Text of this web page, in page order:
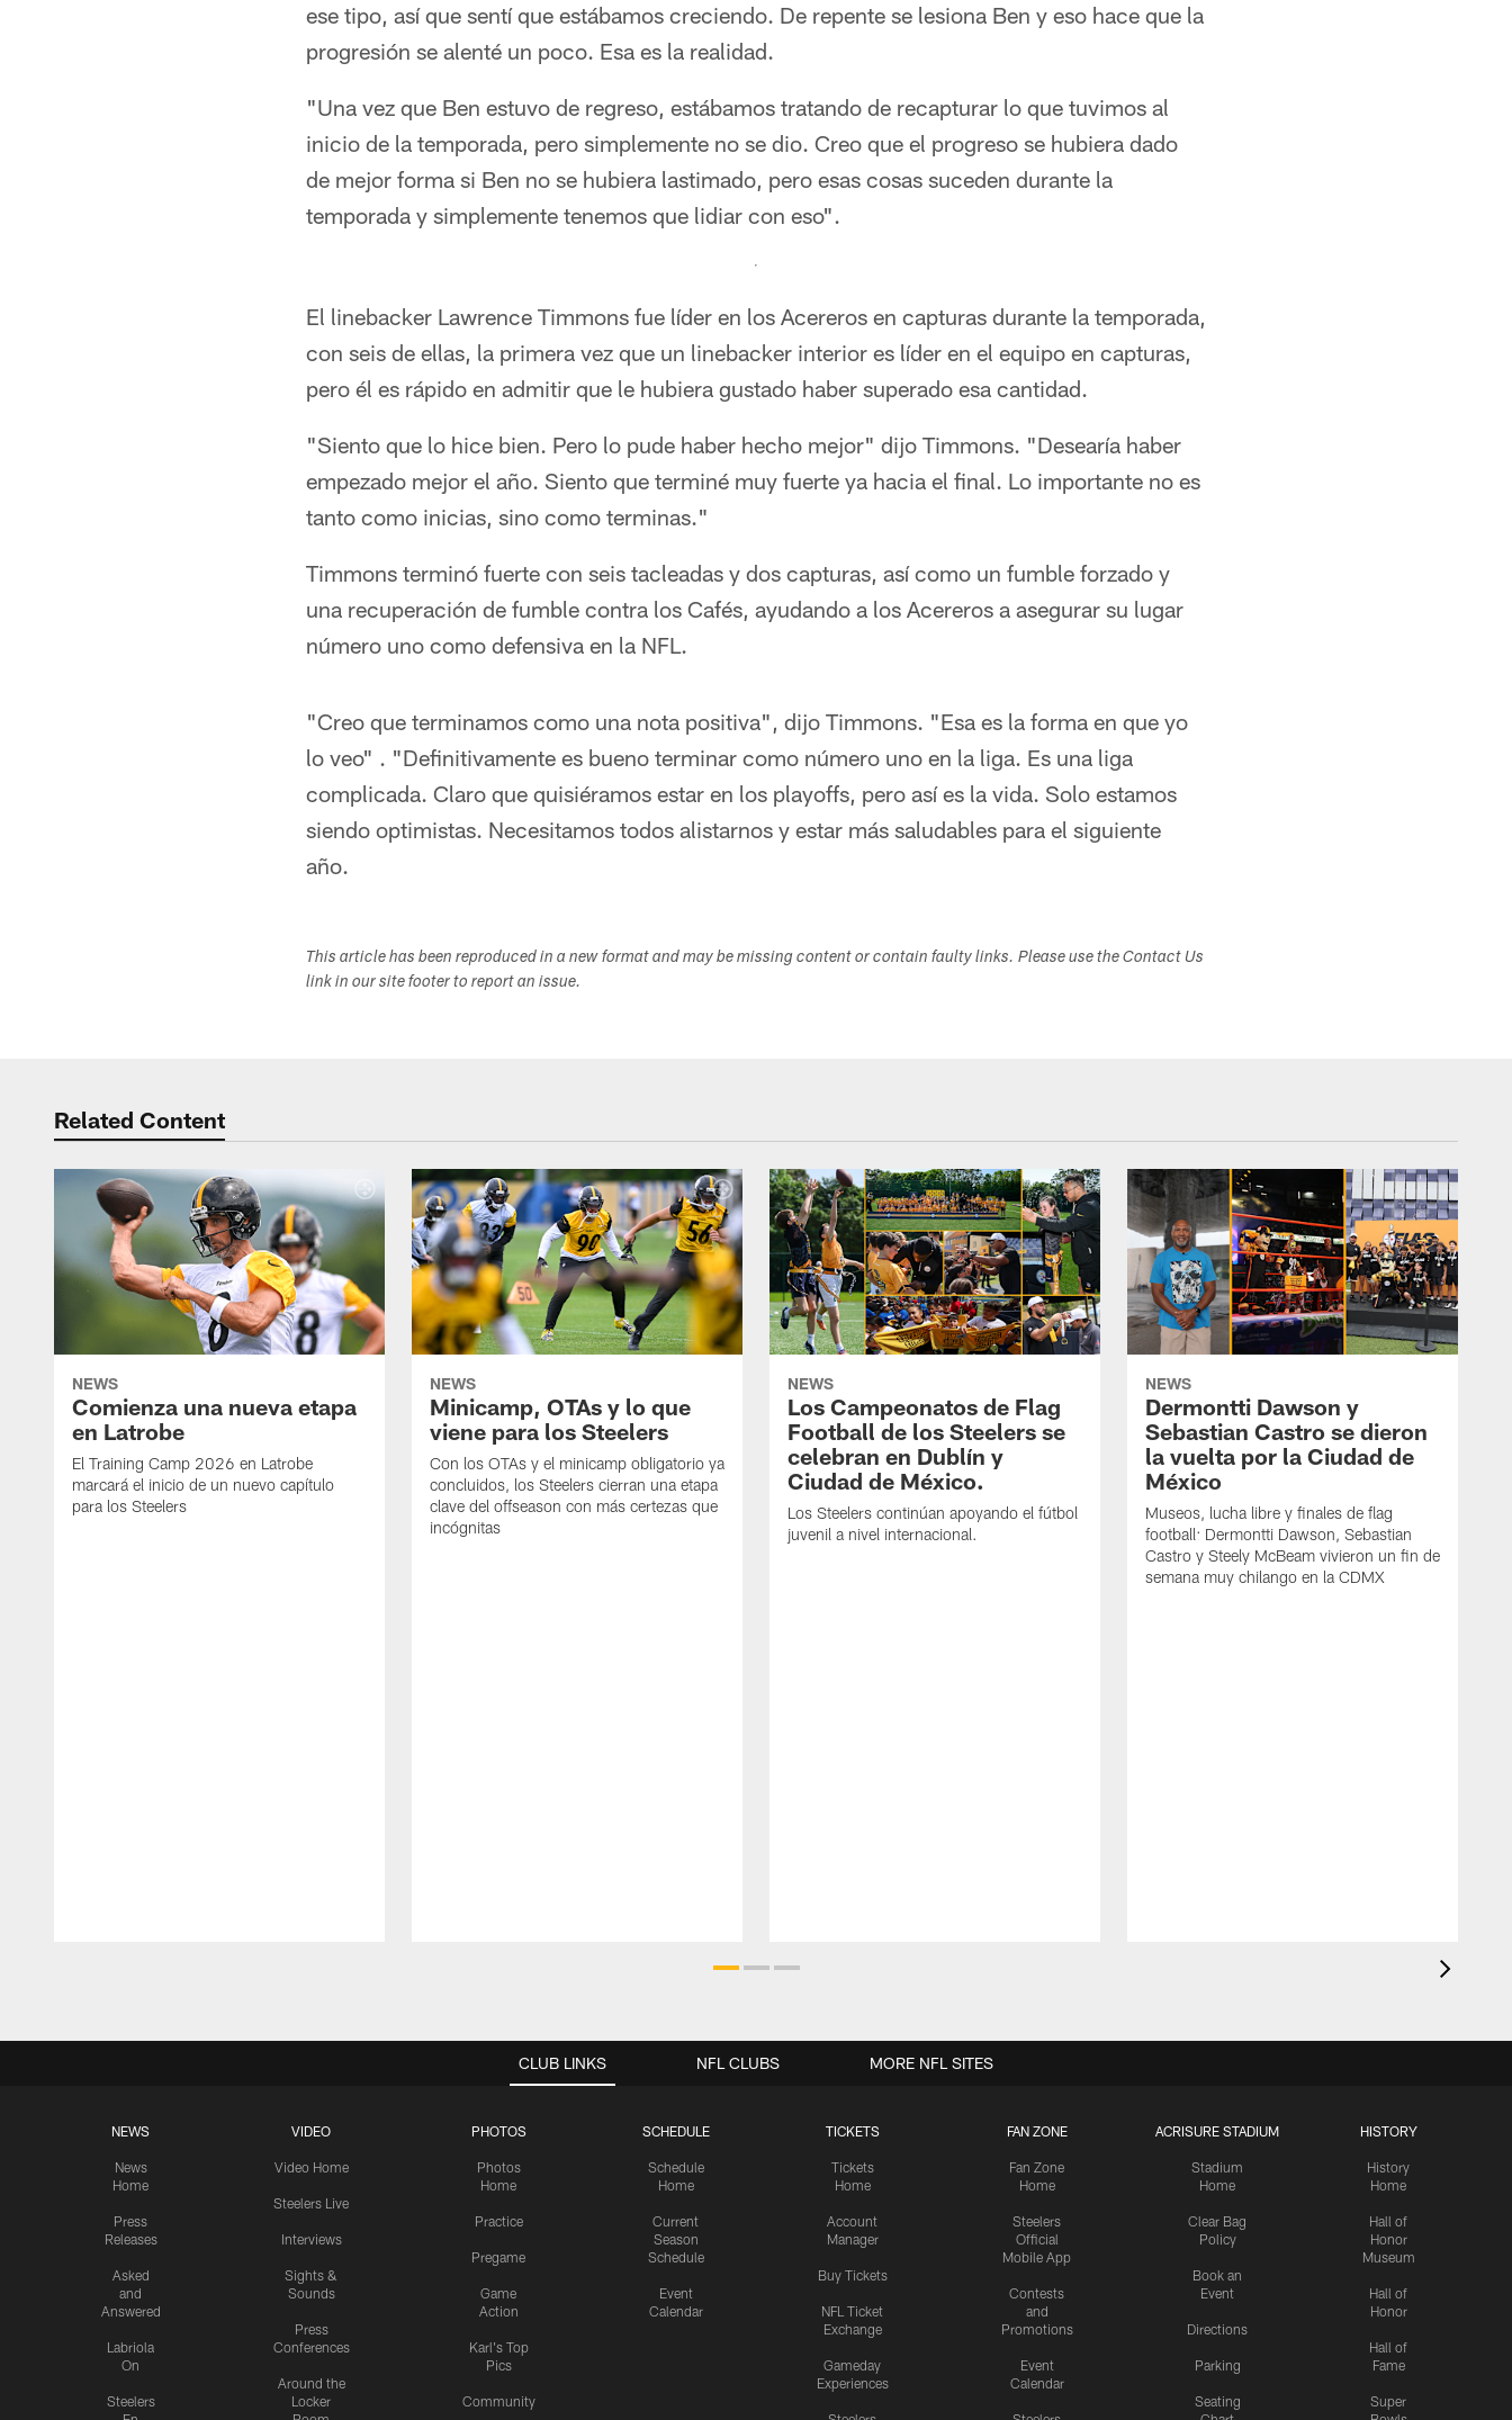
ese tipo, así que sentí que estábamos creciendo. De repente se lesiona Ben y eso hace que la
progresión se alenté un poco. Esa es la realidad.
"Una vez que Ben estuvo de regreso, estábamos tratando de recapturar lo que tuvimos al
inicio de la temporada, pero simplemente no se dio. Creo que el progreso se hubiera dado
de mejor forma si Ben no se hubiera lastimado, pero esas cosas suceden durante la
temporada y simplemente tenemos que lidiar con eso".
El linebacker Lawrence Timmons fue líder en los Acereros en capturas durante la temporada,
con seis de ellas, la primera vez que un linebacker interior es líder en el equipo en capturas,
pero él es rápido en admitir que le hubiera gustado haber superado esa cantidad.
"Siento que lo hice bien. Pero lo pude haber hecho mejor" dijo Timmons. "Desearía haber
empezado mejor el año. Siento que terminé muy fuerte ya hacia el final. Lo importante no es
tanto como inicias, sino como terminas."
Timmons terminó fuerte con seis tacleadas y dos capturas, así como un fumble forzado y
una recuperación de fumble contra los Cafés, ayudando a los Acereros a asegurar su lugar
número uno como defensiva en la NFL.
"Creo que terminamos como una nota positiva", dijo Timmons. "Esa es la forma en que yo
lo veo" . "Definitivamente es bueno terminar como número uno en la liga. Es una liga
complicada. Claro que quisiéramos estar en los playoffs, pero así es la vida. Solo estamos
siendo optimistas. Necesitamos todos alistarnos y estar más saludables para el siguiente
año.
This article has been reproduced in a new format and may be missing content or contain faulty links. Please use the Contact Us
link in our site footer to report an issue.
Related Content
NEWS
Comienza una nueva etapa
en Latrobe
El Training Camp 2026 en Latrobe
marcará el inicio de un nuevo capítulo
para los Steelers
NEWS
Minicamp, OTAs y lo que
viene para los Steelers
Con los OTAs y el minicamp obligatorio ya
concluidos, los Steelers cierran una etapa
clave del offseason con más certezas que
incógnitas
NEWS
Los Campeonatos de Flag
Football de los Steelers se
celebran en Dublín y
Ciudad de México.
Los Steelers continúan apoyando el fútbol
juvenil a nivel internacional.
NEWS
Dermontti Dawson y
Sebastian Castro se dieron
la vuelta por la Ciudad de
México
Museos, lucha libre y finales de flag
football: Dermontti Dawson, Sebastian
Castro y Steely McBeam vivieron un fin de
semana muy chilango en la CDMX
CLUB LINKS
NEWS
News
Home
Press
Releases
Asked
and
Answered
Labriola
On
Steelers
VIDEO
Video Home
Steelers Live
Interviews
Sights &
Sounds
Press
Conferences
Around the
Locker
PHOTOS
Photos
Home
Practice
Pregame
Game
Action
Karl's Top
Pics
Community
SCHEDULE
Schedule
Home
Current
Season
Schedule
Event
Calendar
TICKETS
Tickets
Home
Account
Manager
Buy Tickets
NFL Ticket
Exchange
Gameday
Experiences
FAN ZONE
Fan Zone
Home
Steelers
Official
Mobile App
Contests
and
Promotions
Event
Calendar
ACRISURE STADIUM
Stadium
Home
Clear Bag
Policy
Book an
Event
Directions
Parking
Seating
HISTORY
History
Home
Hall of
Honor
Museum
Hall of
Honor
Hall of
Fame
Super
NFL CLUBS MORE NFL SITES